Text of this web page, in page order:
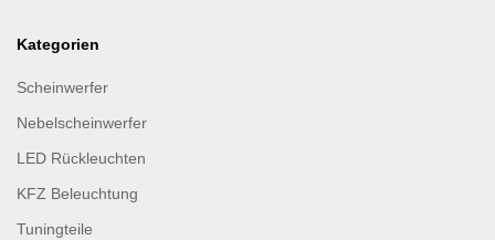
Kategorien
Scheinwerfer
Nebelscheinwerfer
LED Rückleuchten
KFZ Beleuchtung
Tuningteile